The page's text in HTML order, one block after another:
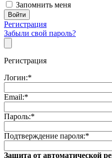
Запомнить меня
Регистрация
Забыли свой пароль?
Регистрация
Логин:*
Email:*
Пароль:*
Подтверждение пароля:*
Защита от автоматической